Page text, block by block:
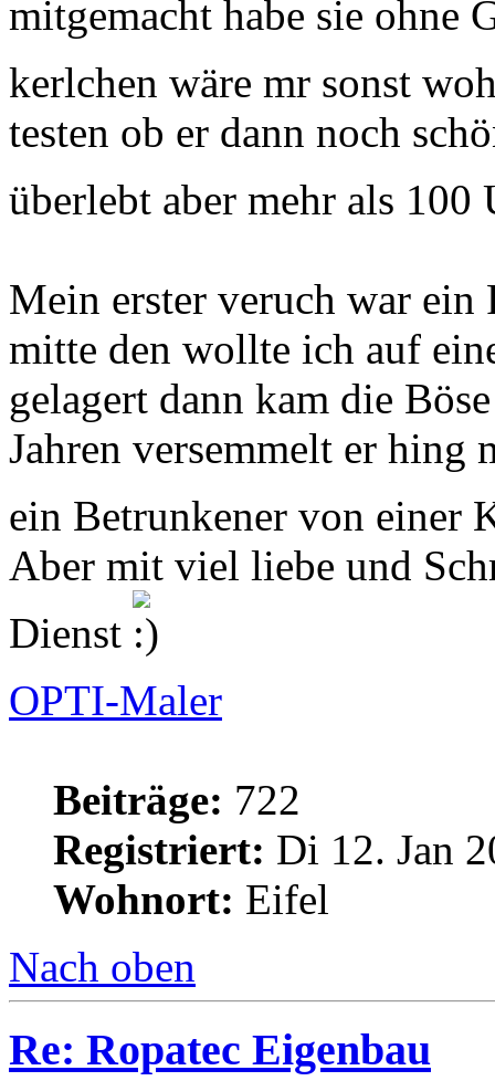
mitgemacht habe sie ohne
kerlchen wäre mr sonst
testen ob er dann noch
überlebt aber mehr als
Mein erster veruch war ein
mitte den wollte ich auf
gelagert dann kam die
Jahren versemmelt er hing
ein Betrunkener von einer
Aber mit viel liebe und
Dienst
OPTI-Maler
Beiträge: 722
Registriert: Di 12. Jan
Wohnort: Eifel
Nach oben
Re: Ropatec Eigenbau